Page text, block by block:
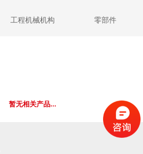
工程机械机构 零部件
暂无相关产品...